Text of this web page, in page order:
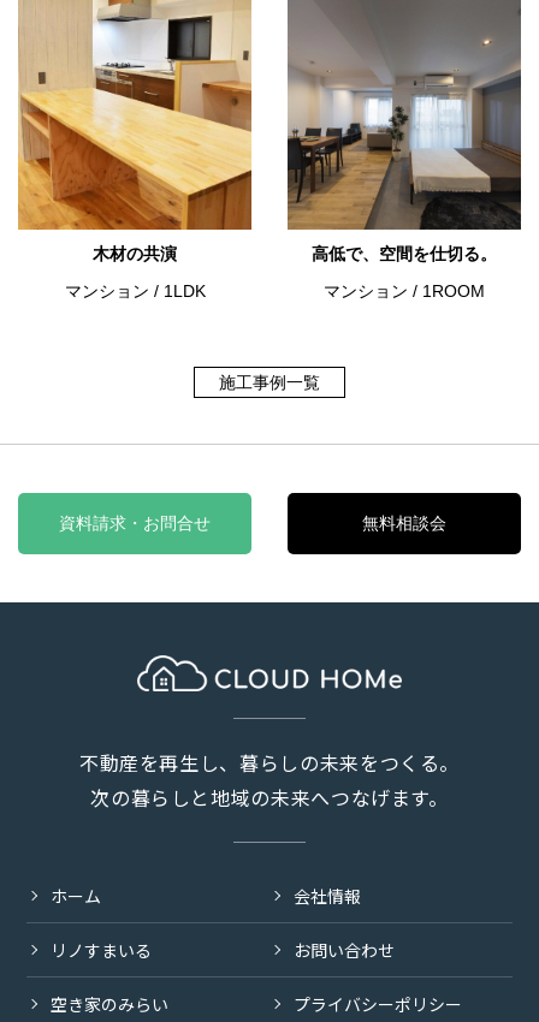
木材の共演
マンション / 1LDK
高低で、空間を仕切る。
マンション / 1ROOM
施工事例一覧
資料請求・お問合せ 無料相談会
不動産を再生し、暮らしの未来をつくる。
次の暮らしと地域の未来へつなげます。
ホーム
リノすまいる
空き家のみらい
会社情報
お問い合わせ
プライバシーポリシー